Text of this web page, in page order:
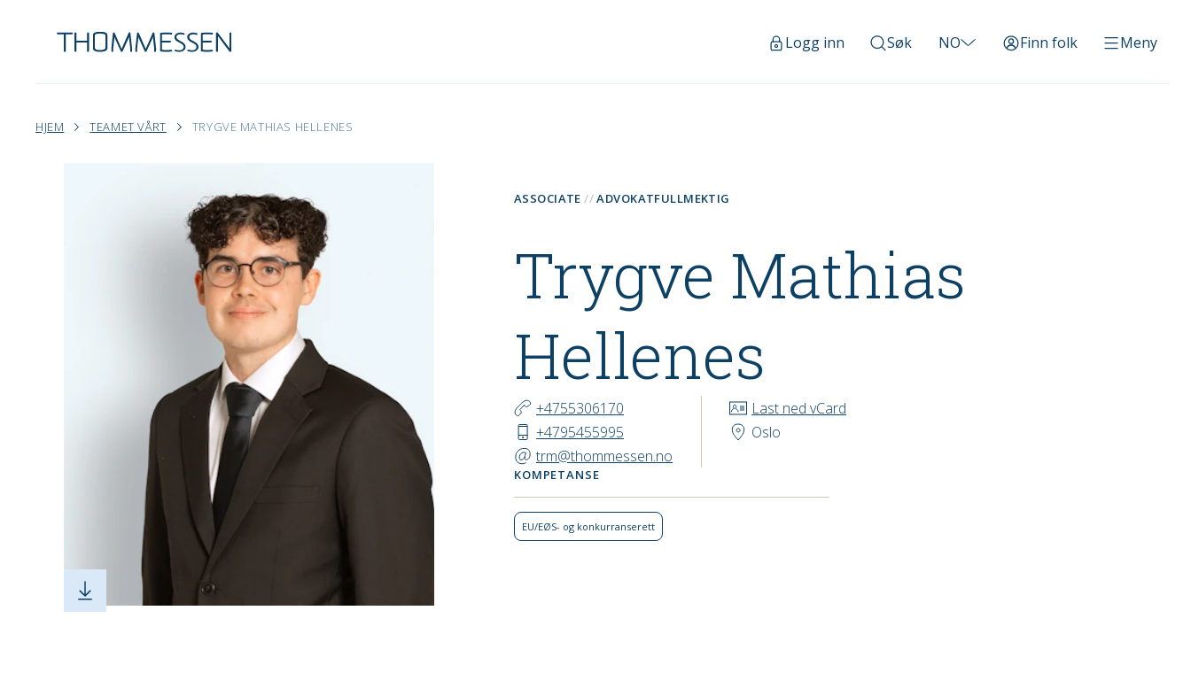
Logg inn Søk NO Finn folk Meny
HJEM TEAMET VÅRT TRYGVE MATHIAS HELLENES
Trygve Mathias
Hellenes
ASSOCIATE ADVOKATFULLMEKTIG
KONTAKT
+4755306170
+4795455995
trm@thommessen.no
Last ned vCard
Oslo
KOMPETANSE
EU/EØS- og konkurranse­rett